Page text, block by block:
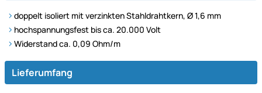
doppelt isoliert mit verzinkten Stahldrahtkern, Ø 1,6 mm
hochspannungsfest bis ca. 20.000 Volt
Widerstand ca. 0,09 Ohm/m
Lieferumfang